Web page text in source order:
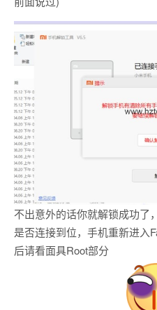
不出意外的话你就解锁成功了
是否连接到位，手机重新进入
后请看面具Root部分